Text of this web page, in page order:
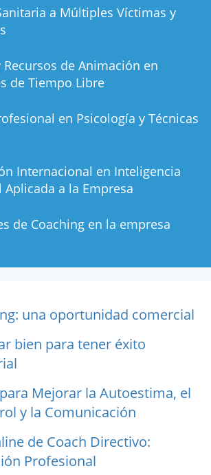
a Múltiples Ví­ctimas y
Recursos de Animación en
de Tiempo Libre
en Psicología y Técnicas
Internacional en Inteligencia
Aplicada a la Empresa
de Coaching en la empresa
una oportunidad comercial
bien para tener éxito
Mejorar la Autoestima, el
y la Comunicación
de Coach Directivo:
Profesional